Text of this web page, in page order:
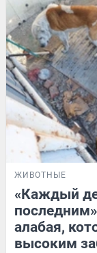
ЖИВОТНЫЕ
«Каждый
алабая,
высоким